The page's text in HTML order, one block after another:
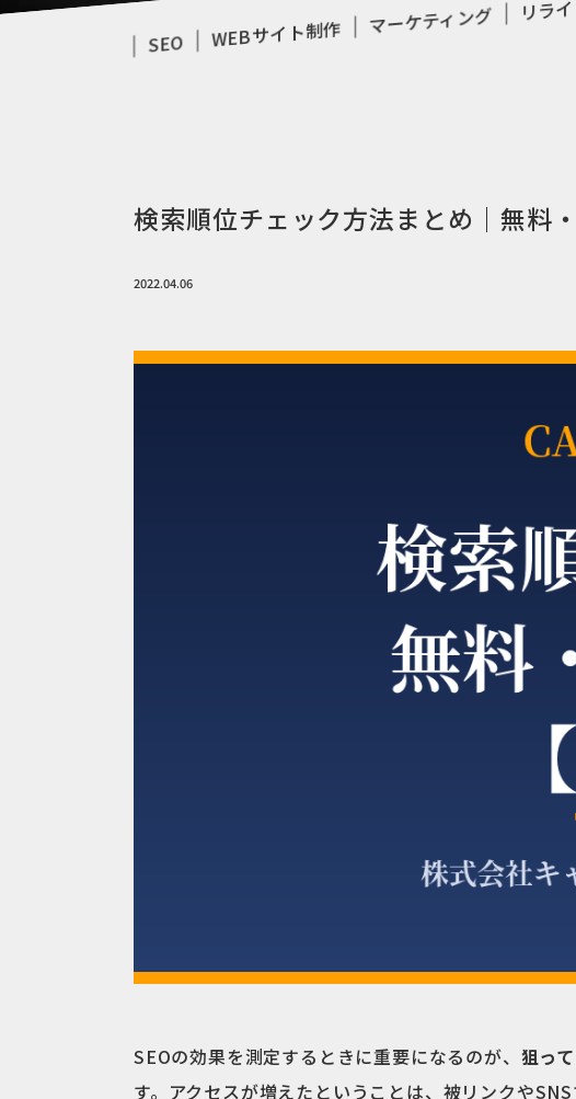
SEO WEBサイト制作 マーケティング リラ
検索順位チェック方法まとめ｜無料
2022.04.06
SEOの効果を測定するときに重要になるのが、 狙っ
す。アクセスが増えたということは、被リンクや